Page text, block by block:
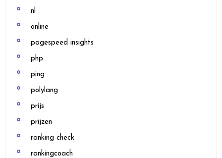
nl
online
pagespeed insights
php
ping
polylang
prijs
prijzen
ranking check
rankingcoach